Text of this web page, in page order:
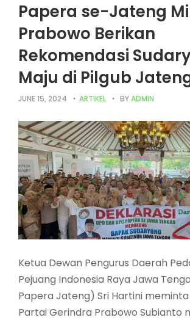
Papera se-Jateng
Prabowo Berikan
Rekomendasi
Maju di Pilgub
JUNE 15, 2024 ARTIKEL BYADMIN
Ketua Dewan Pengurus Daerah
Pejuang Indonesia Raya Jawa
Papera Jateng) Sri Hartini
Partai Gerindra Prabowo Subianto